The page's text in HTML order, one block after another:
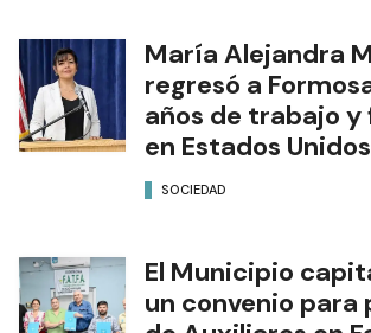
María Alejandra
regresó a
años de trabajo
en Estados Unidos
SOCIEDAD
El Municipio
un convenio